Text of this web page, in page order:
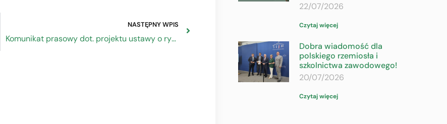
NASTĘPNY WPIS
Komunikat prasowy dot. projektu ustawy o rynku pracy
22/07/2026
Czytaj więcej
Dobra wiadomość dla
polskiego rzemiosła i
szkolnictwa zawodowego!
20/07/2026
Czytaj więcej